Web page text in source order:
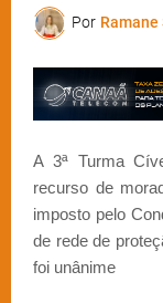
Por Ramane
A 3ª Turma
recurso de
imposto pelo
de rede de
foi unânime